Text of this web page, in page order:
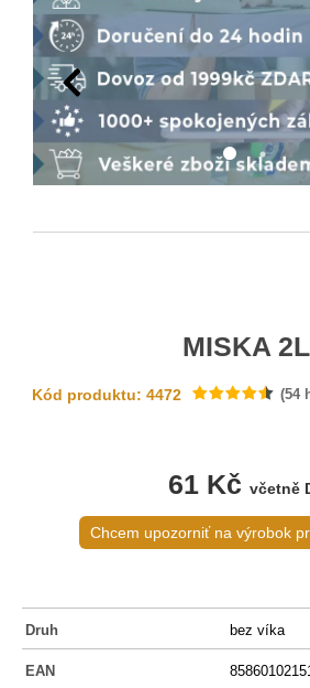
MISKA 2L
Kód produktu: 4472 (54
61 Kč včetně
Chcem upozorniť na výrobok
Druh bez víka
EAN